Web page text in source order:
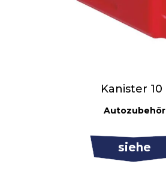
Kanister 10 l
Autozubehör
siehe